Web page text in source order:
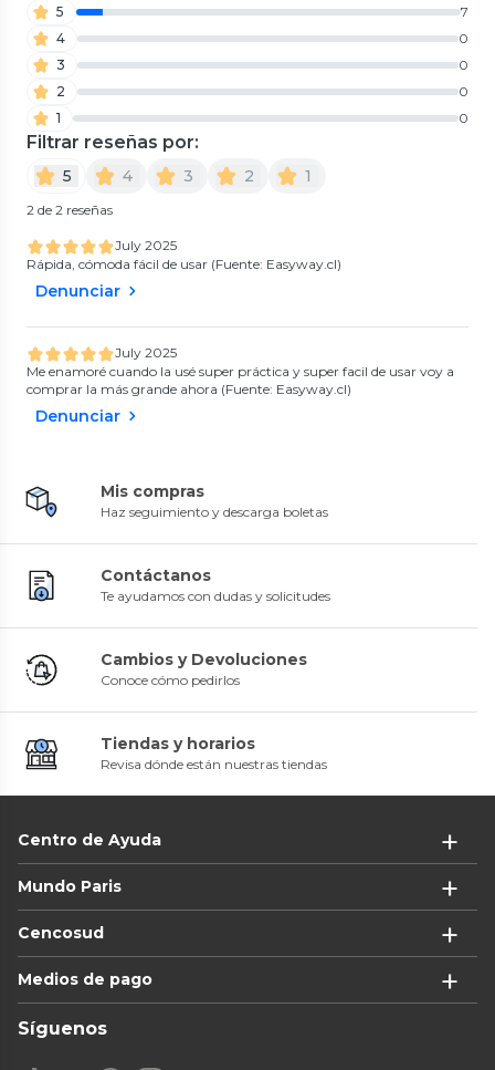
5
7
4
0
3
0
2
0
1
0
Filtrar reseñas por:
5 4 3 2 1
2 de 2 reseñas
July 2025
Rápida, cómoda fácil de usar (Fuente: Easyway.cl)
Denunciar
July 2025
Me enamoré cuando la usé super práctica y super facil de usar voy a
comprar la más grande ahora (Fuente: Easyway.cl)
Denunciar
Mis compras
Haz seguimiento y descarga boletas
Contáctanos
Te ayudamos con dudas y solicitudes
Cambios y Devoluciones
Conoce cómo pedirlos
Tiendas y horarios
Revisa dónde están nuestras tiendas
Centro de Ayuda
Mundo Paris
Cencosud
Medios de pago
Síguenos